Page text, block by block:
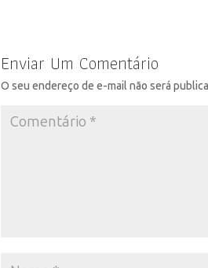
Enviar Um Comentário
O seu endereço de e-mail não será